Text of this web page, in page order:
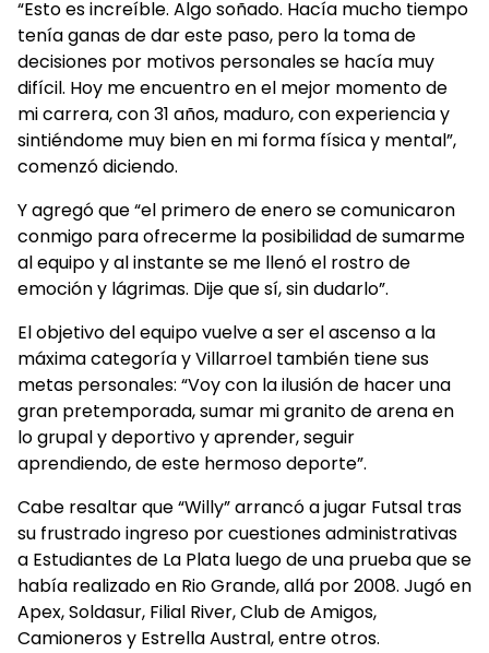
“Esto es increíble. Algo soñado. Hacía mucho tiempo
tenía ganas de dar este paso, pero la toma de
decisiones por motivos personales se hacía muy
difícil. Hoy me encuentro en el mejor momento de
mi carrera, con 31 años, maduro, con experiencia y
sintiéndome muy bien en mi forma física y mental”,
comenzó diciendo.
Y agregó que “el primero de enero se comunicaron
conmigo para ofrecerme la posibilidad de sumarme
al equipo y al instante se me llenó el rostro de
emoción y lágrimas. Dije que sí, sin dudarlo”.
El objetivo del equipo vuelve a ser el ascenso a la
máxima categoría y Villarroel también tiene sus
metas personales: “Voy con la ilusión de hacer una
gran pretemporada, sumar mi granito de arena en
lo grupal y deportivo y aprender, seguir
aprendiendo, de este hermoso deporte”.
Cabe resaltar que “Willy” arrancó a jugar Futsal tras
su frustrado ingreso por cuestiones administrativas
a Estudiantes de La Plata luego de una prueba que se
había realizado en Rio Grande, allá por 2008. Jugó en
Apex, Soldasur, Filial River, Club de Amigos,
Camioneros y Estrella Austral, entre otros.